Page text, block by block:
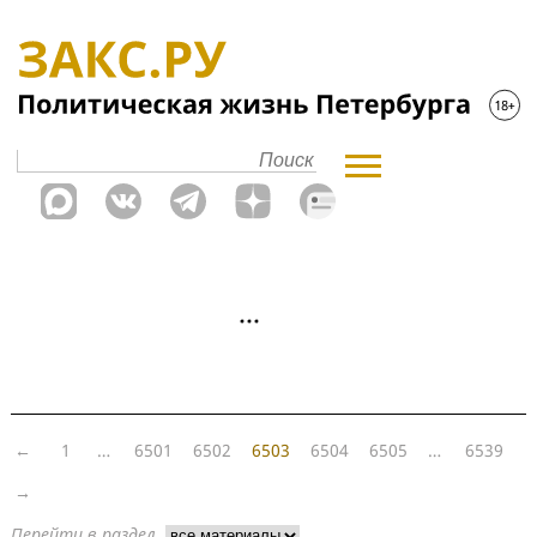
← 1 … 6501 6502 6503 6504 6505 …
6539
→